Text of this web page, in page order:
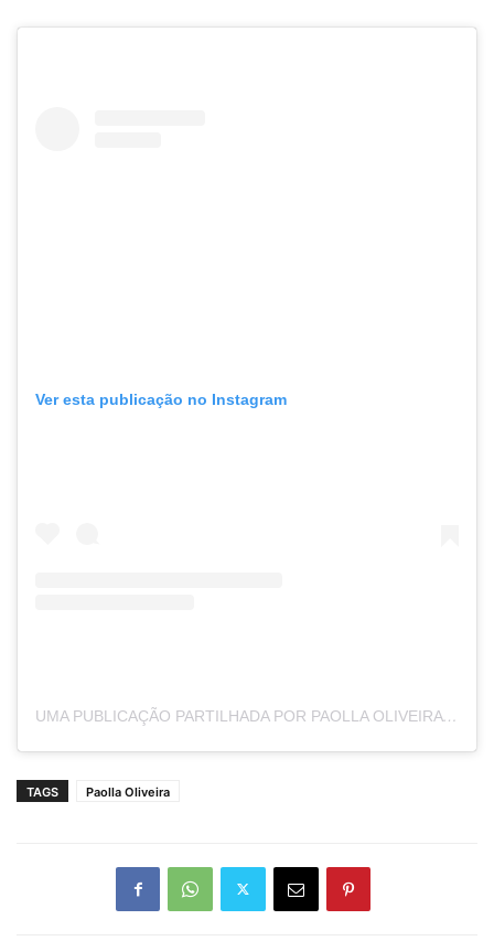
Ver esta publicação no Instagram
UMA PUBLICAÇÃO PARTILHADA POR PAOLLA OLIVEIRA (@PAOLLAOLIVEIRAREAL)
TAGS Paolla Oliveira